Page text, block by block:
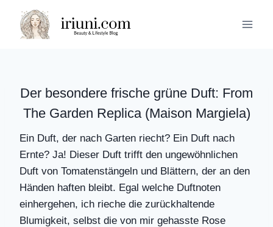
Inhalt
springen
Der besondere frische grüne Duft: From
The Garden Replica (Maison Margiela)
Ein Duft, der nach Garten riecht? Ein Duft nach
Ernte? Ja! Dieser Duft trifft den ungewöhnlichen
Duft von Tomatenstängeln und Blättern, der an den
Händen haften bleibt. Egal welche Duftnoten
einhergehen, ich rieche die zurückhaltende
Blumigkeit, selbst die von mir gehasste Rose